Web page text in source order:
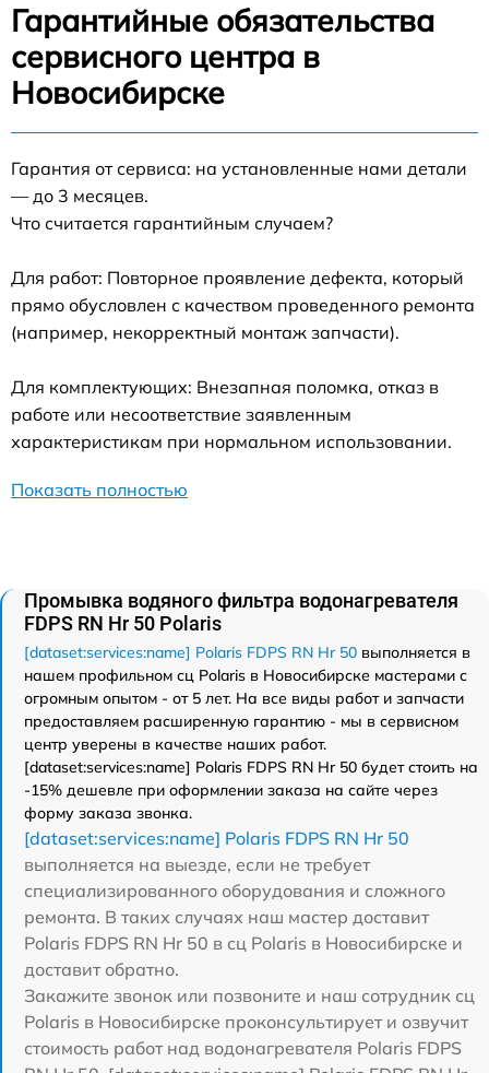
Гарантийные обязательства
сервисного центра в
Новосибирске
Гарантия от сервиса: на установленные нами детали
— до 3 месяцев.
Что считается гарантийным случаем?
Для работ: Повторное проявление дефекта, который
прямо обусловлен с качеством проведенного ремонта
(например, некорректный монтаж запчасти).
Для комплектующих: Внезапная поломка, отказ в
работе или несоответствие заявленным
характеристикам при нормальном использовании.
Показать полностью
Промывка водяного фильтра водонагревателя
FDPS RN Hr 50 Polaris
[dataset:services:name] Polaris FDPS RN Hr 50 выполняется в
нашем профильном сц Polaris в Новосибирске мастерами с
огромным опытом - от 5 лет. На все виды работ и запчасти
предоставляем расширенную гарантию - мы в сервисном
центр уверены в качестве наших работ.
[dataset:services:name] Polaris FDPS RN Hr 50 будет стоить на
-15% дешевле при оформлении заказа на сайте через
форму заказа звонка.
[dataset:services:name] Polaris FDPS RN Hr 50
выполняется на выезде, если не требует
специализированного оборудования и сложного
ремонта. В таких случаях наш мастер доставит
Polaris FDPS RN Hr 50 в сц Polaris в Новосибирске и
доставит обратно.
Закажите звонок или позвоните и наш сотрудник сц
Polaris в Новосибирске проконсультирует и озвучит
стоимость работ над водонагревателя Polaris FDPS